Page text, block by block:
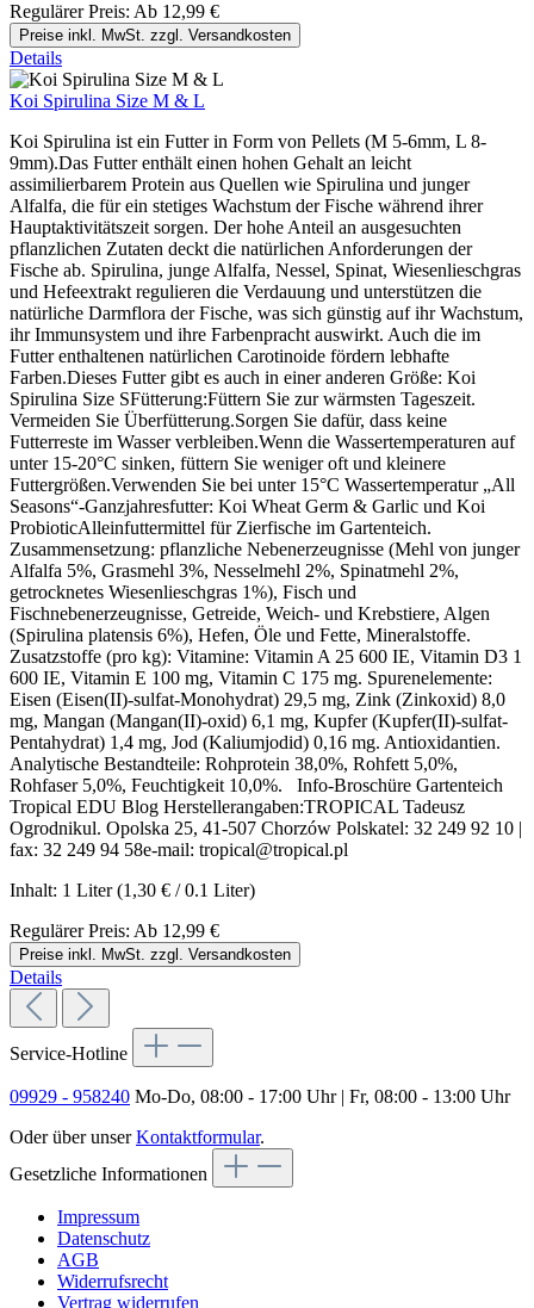
Regulärer Preis: Ab 12,99 €
Preise inkl. MwSt. zzgl. Versandkosten
Details
Koi Spirulina Size M & L
Koi Spirulina ist ein Futter in Form von Pellets (M 5-6mm, L 8-
9mm).Das Futter enthält einen hohen Gehalt an leicht
assimilierbarem Protein aus Quellen wie Spirulina und junger
Alfalfa, die für ein stetiges Wachstum der Fische während ihrer
Hauptaktivitätszeit sorgen. Der hohe Anteil an ausgesuchten
pflanzlichen Zutaten deckt die natürlichen Anforderungen der
Fische ab. Spirulina, junge Alfalfa, Nessel, Spinat, Wiesenlieschgras
und Hefeextrakt regulieren die Verdauung und unterstützen die
natürliche Darmflora der Fische, was sich günstig auf ihr Wachstum,
ihr Immunsystem und ihre Farbenpracht auswirkt. Auch die im
Futter enthaltenen natürlichen Carotinoide fördern lebhafte
Farben.Dieses Futter gibt es auch in einer anderen Größe: Koi
Spirulina Size SFütterung:Füttern Sie zur wärmsten Tageszeit.
Vermeiden Sie Überfütterung.Sorgen Sie dafür, dass keine
Futterreste im Wasser verbleiben.Wenn die Wassertemperaturen auf
unter 15-20°C sinken, füttern Sie weniger oft und kleinere
Futtergrößen.Verwenden Sie bei unter 15°C Wassertemperatur „All
Seasons“-Ganzjahresfutter: Koi Wheat Germ & Garlic und Koi
ProbioticAlleinfuttermittel für Zierfische im Gartenteich.
Zusammensetzung: pflanzliche Nebenerzeugnisse (Mehl von junger
Alfalfa 5%, Grasmehl 3%, Nesselmehl 2%, Spinatmehl 2%,
getrocknetes Wiesenlieschgras 1%), Fisch und
Fischnebenerzeugnisse, Getreide, Weich- und Krebstiere, Algen
(Spirulina platensis 6%), Hefen, Öle und Fette, Mineralstoffe.
Zusatzstoffe (pro kg): Vitamine: Vitamin A 25 600 IE, Vitamin D3 1
600 IE, Vitamin E 100 mg, Vitamin C 175 mg. Spurenelemente:
Eisen (Eisen(II)-sulfat-Monohydrat) 29,5 mg, Zink (Zinkoxid) 8,0
mg, Mangan (Mangan(II)-oxid) 6,1 mg, Kupfer (Kupfer(II)-sulfat-
Pentahydrat) 1,4 mg, Jod (Kaliumjodid) 0,16 mg. Antioxidantien.
Analytische Bestandteile: Rohprotein 38,0%, Rohfett 5,0%,
Rohfaser 5,0%, Feuchtigkeit 10,0%. Info-Broschüre Gartenteich
Tropical EDU Blog Herstellerangaben:TROPICAL Tadeusz
Ogrodnikul. Opolska 25, 41-507 Chorzów Polskatel: 32 249 92 10 |
fax: 32 249 94 58e-mail: tropical@tropical.pl
Inhalt: 1 Liter(1,30 € / 0.1 Liter)
Regulärer Preis: Ab 12,99 €
Preise inkl. MwSt. zzgl. Versandkosten
Details
Service-Hotline
09929 - 958240 Mo-Do, 08:00 - 17:00 Uhr | Fr, 08:00 - 13:00 Uhr
Oder über unserKontaktformular.
Gesetzliche Informationen
Impressum
Datenschutz
AGB
Widerrufsrecht
Vertrag widerrufen